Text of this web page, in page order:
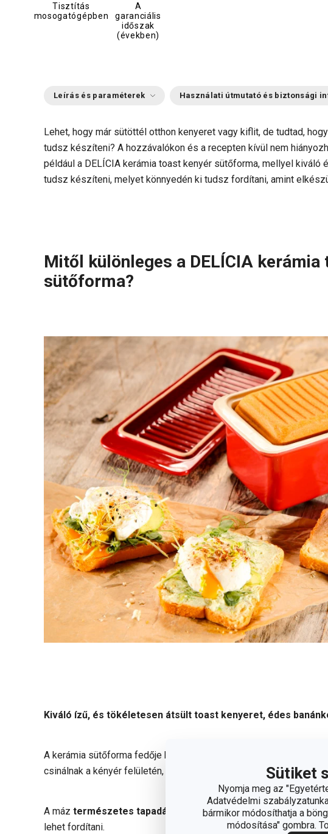
Sütiket
Nyomja meg az
Adatvédelmi
bármikor módosíthatja a
módosítása" gombra.
Tisztítás
mosogatógépben
A
garanciális
időszak
(években)
Leírás és paraméterek Használati útmutató és biztonsági
Lehet, hogy már sütöttél otthon kenyeret vagy kiflit, de tudtad,
tudsz készíteni? A hozzávalókon és a recepten kívül nem
például a DELÍCIA kerámia toast kenyér sütőforma, mellyel
tudsz készíteni, melyet könnyedén ki tudsz fordítani, amint
Mitől különleges a DELÍCIA kerámia
sütőforma?
Kiváló ízű, és tökéletesen átsült toast kenyeret, édes
A kerámia sütőforma fedője kis
csinálnak a kényér felületén, hogy egyforma szeleteket tudj vágni.
A máz természetes tapadásmentes tulajdonságokkalbír, így
lehet fordítani.